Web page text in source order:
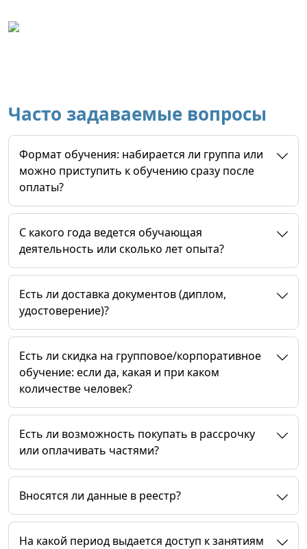
Часто задаваемые вопросы
Формат обучения: набирается ли группа или
можно приступить к обучению сразу после
оплаты?
C какого года ведется обучающая
деятельность или сколько лет опыта?
Есть ли доставка документов (диплом,
удостоверение)?
Есть ли скидка на групповое/корпоративное
обучение: если да, какая и при каком
количестве человек?
Есть ли возможность покупать в рассрочку
или оплачивать частями?
Вносятся ли данные в реестр?
На какой период выдается доступ к занятиям